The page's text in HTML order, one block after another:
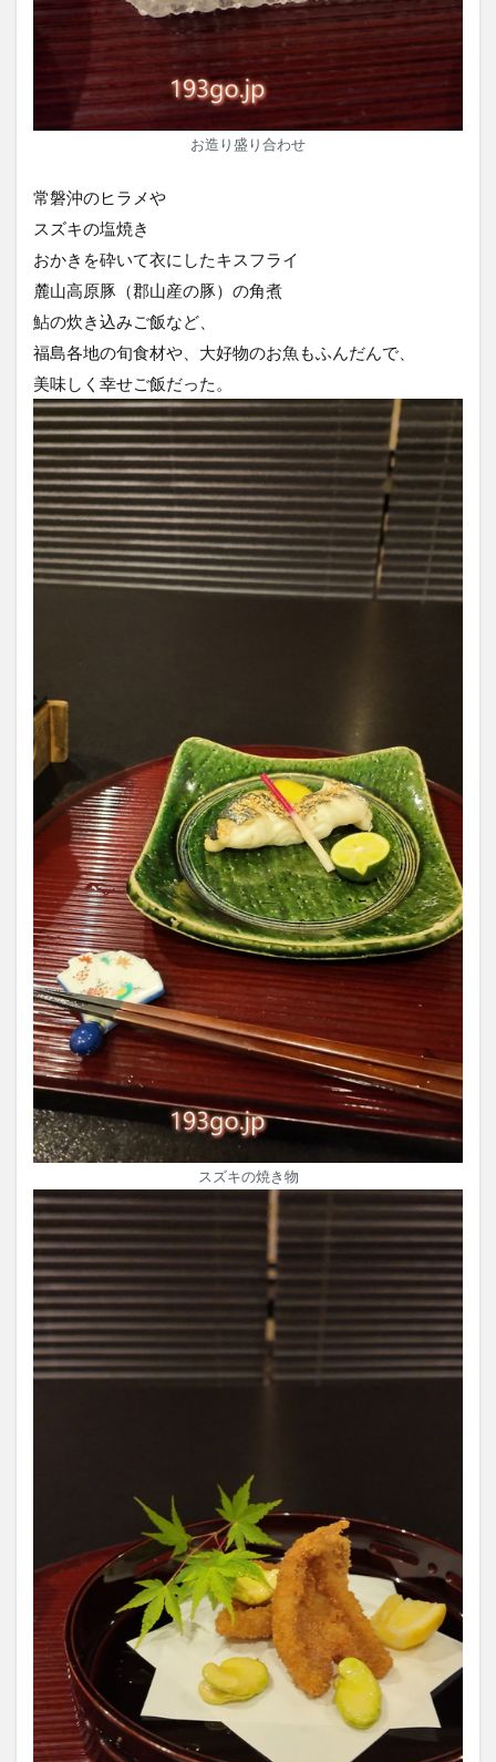
お造り盛り合わせ
常磐沖のヒラメや
スズキの塩焼き
おかきを砕いて衣にしたキスフライ
麓山高原豚（郡山産の豚）の角煮
鮎の炊き込みご飯など、
福島各地の旬食材や、大好物のお魚もふんだんで、
美味しく幸せご飯だった。
スズキの焼き物